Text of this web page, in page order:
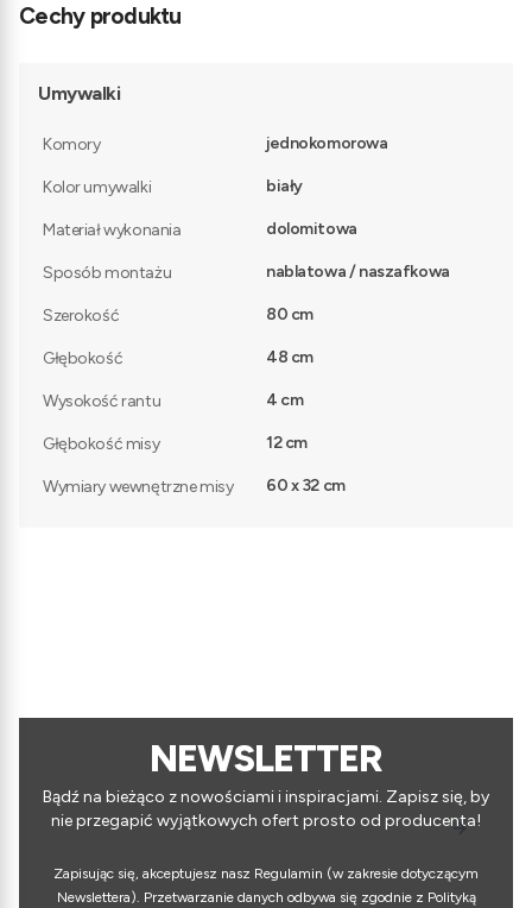
Cechy produktu
Umywalki
Komory jednokomorowa
Kolor umywalki biały
Materiał wykonania dolomitowa
Sposób montażu nablatowa / naszafkowa
Szerokość 80 cm
Głębokość 48 cm
Wysokość rantu 4 cm
Głębokość misy 12 cm
Wymiary wewnętrzne misy 60 x 32 cm
NEWSLETTER
Bądź na bieżąco z nowościami i inspiracjami. Zapisz się, by
nie przegapić wyjątkowych ofert prosto od producenta!
Zapisując się, akceptujesz nasz Regulamin (w zakresie dotyczącym
Newslettera). Przetwarzanie danych odbywa się zgodnie z Polityką